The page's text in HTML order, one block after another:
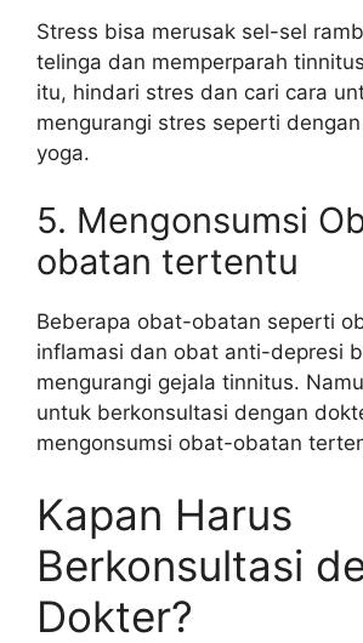
Stress bisa merusak sel-sel
telinga dan memperparah
itu, hindari stres dan cari cara
mengurangi stres seperti
yoga.
5. Mengonsumsi
obatan tertentu
Beberapa obat-obatan seperti
inflamasi dan obat anti-depresi
mengurangi gejala tinnitus.
untuk berkonsultasi dengan
mengonsumsi obat-obatan
Kapan Harus
Berkonsultasi
Dokter?